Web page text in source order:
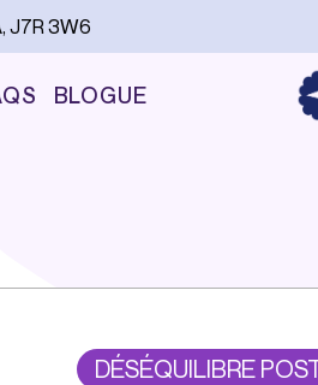
J7R 3W6
BLOGUE
DÉSÉQUILIBRE